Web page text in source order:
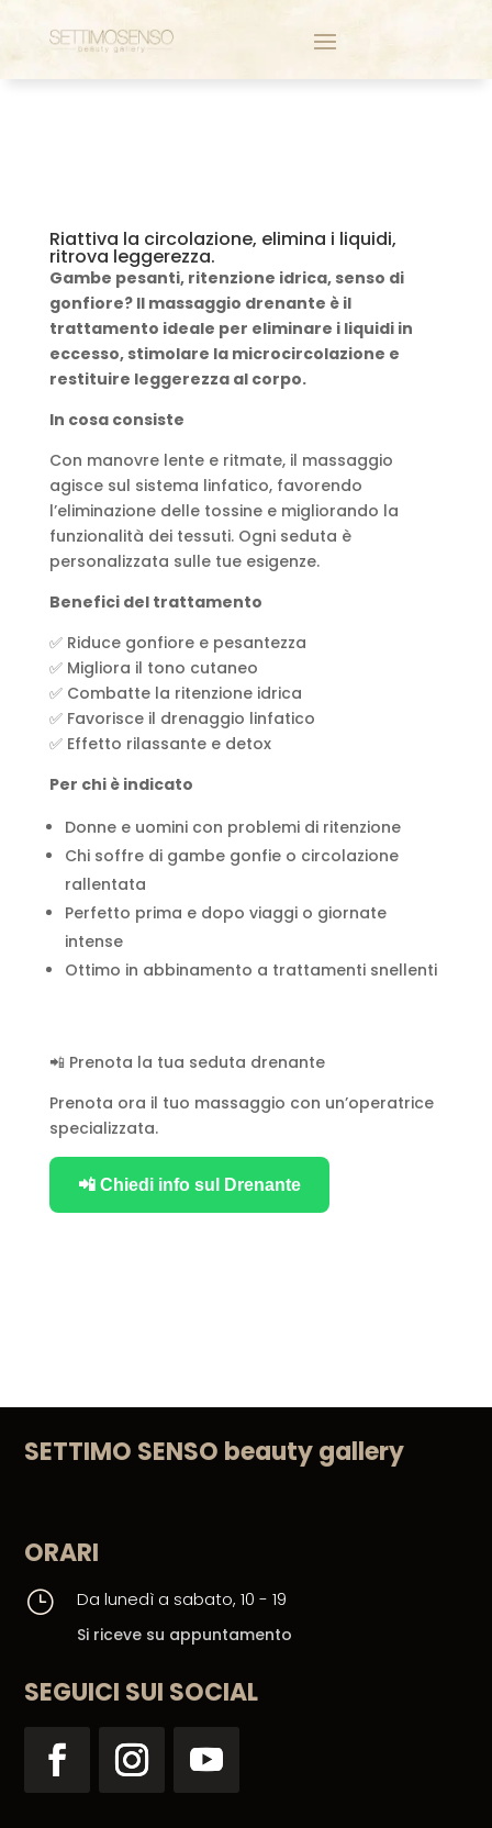
Riattiva la circolazione, elimina i liquidi,
ritrova leggerezza.
Gambe pesanti, ritenzione idrica, senso di
gonfiore? Il massaggio drenante è il
trattamento ideale per eliminare i liquidi in
eccesso, stimolare la microcircolazione e
restituire leggerezza al corpo.
In cosa consiste
Con manovre lente e ritmate, il massaggio
agisce sul sistema linfatico, favorendo
l’eliminazione delle tossine e migliorando la
funzionalità dei tessuti. Ogni seduta è
personalizzata sulle tue esigenze.
Benefici del trattamento
✅ Riduce gonfiore e pesantezza
✅ Migliora il tono cutaneo
✅ Combatte la ritenzione idrica
✅ Favorisce il drenaggio linfatico
✅ Effetto rilassante e detox
Per chi è indicato
Donne e uomini con problemi di ritenzione
Chi soffre di gambe gonfie o circolazione
rallentata
Perfetto prima e dopo viaggi o giornate
intense
Ottimo in abbinamento a trattamenti snellenti
📲 Prenota la tua seduta drenante
Prenota ora il tuo massaggio con un’operatrice
specializzata.
📲 Chiedi info sul Drenante
SETTIMO SENSO beauty gallery
ORARI
} Da lunedì a sabato, 10 - 19
Si riceve su appuntamento
SEGUICI SUI SOCIAL